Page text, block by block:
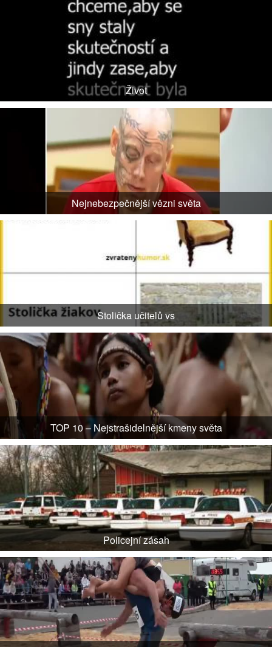
Život
Nejnebezpečnější vězni světa
Stolička učitelů vs
TOP 10 – Nejstrašidelnější kmeny světa
Policejní zásah